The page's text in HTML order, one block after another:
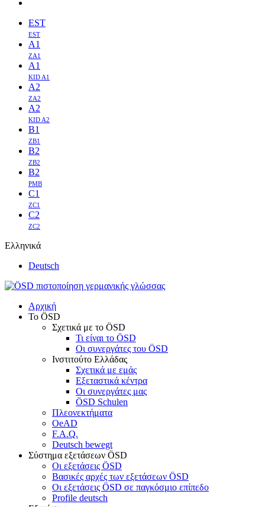
EST
EST
A1
ZA1
A1
KID A1
A2
ZA2
A2
KID A2
B1
ZB1
B2
ZB2
B2
PMB
C1
ZC1
C2
ZC2
Ελληνικά
Deutsch
Αρχική
Το ÖSD
Σχετικά με το ÖSD
Τι είναι το ÖSD
Οι συνεργάτες του ÖSD
Ινστιτούτο Ελλάδας
Σχετικά με εμάς
Εξεταστικά κέντρα
Οι συνεργάτες μας
ÖSD Schulen
Πλεονεκτήματα
OeAD
F.A.Q.
Deutsch bewegt
Σύστημα εξετάσεων ÖSD
Οι εξετάσεις ÖSD
Βασικές αρχές των εξετάσεων ÖSD
Οι εξετάσεις ÖSD σε παγκόσμιο επίπεδο
Profile deutsch